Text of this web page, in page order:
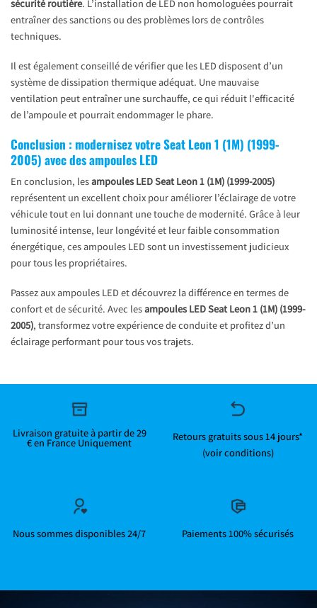
sécurité routière. L’installation de LED non homologuées pourrait
entraîner des sanctions ou des problèmes lors de contrôles
techniques.
Il est également conseillé de vérifier que les LED disposent d’un
système de dissipation thermique adéquat. Une mauvaise
ventilation peut entraîner une surchauffe, ce qui réduit l'efficacité
de l’ampoule et pourrait endommager le phare.
Conclusion : modernisez votre Seat Leon 1 (1M) (1999-
2005) avec des ampoules LED
En conclusion, lesampoules LED Seat Leon 1 (1M) (1999-2005)
représentent un excellent choix pour améliorer l’éclairage de votre
véhicule tout en lui donnant une touche de modernité. Grâce à leur
luminosité intense, leur longévité et leur faible consommation
énergétique, ces ampoules LED sont un investissement judicieux
pour tous les propriétaires.
Passez aux ampoules LED et découvrez la différence en termes de
confort et de sécurité. Avec lesampoules LED Seat Leon 1 (1M) (1999-
2005), transformez votre expérience de conduite et profitez d’un
éclairage performant pour tous vos trajets.
Livraison gratuite à partir de 29
€ en France Uniquement
Retours gratuits sous 14 jours*
(voir conditions)
Nous sommes disponibles 24/7 Paiements 100% sécurisés